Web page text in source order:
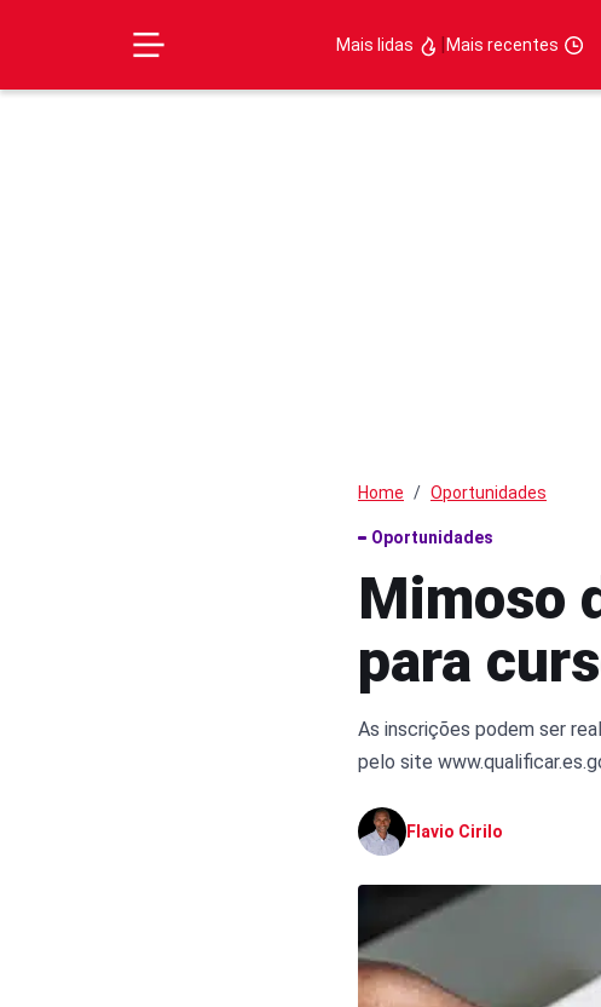
Mais lidas |Mais recentes
Home Oportunidades
Oportunidades
Mimoso
para
As inscrições podem ser
pelo site
Flavio Cirilo